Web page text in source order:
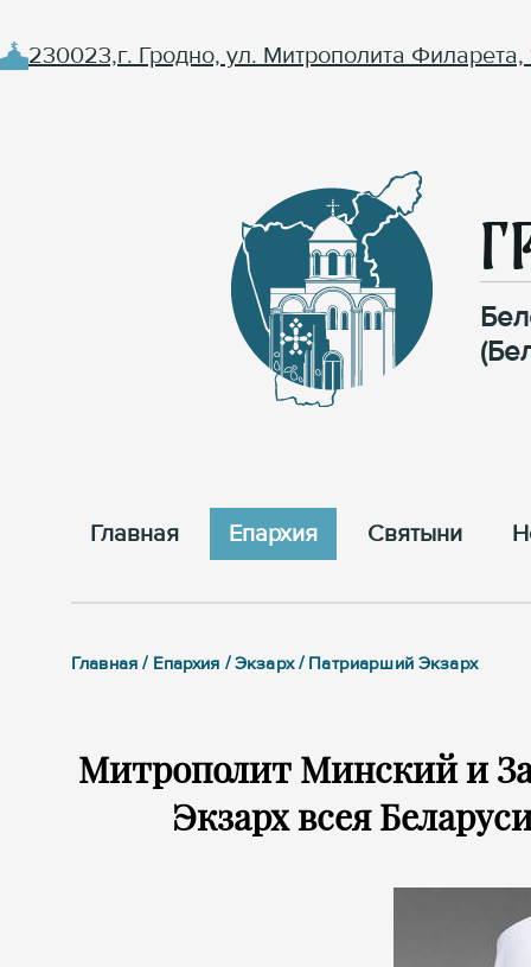
230023,г. Гродно, ул. Митрополита Филарета,
Главная Епархия Cвятыни
Главная / Епархия / Экзарх / Патриарший Экзарх
Митрополит Минский и
Экзарх всея